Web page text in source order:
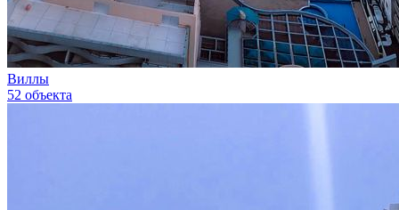
Виллы
52 объекта